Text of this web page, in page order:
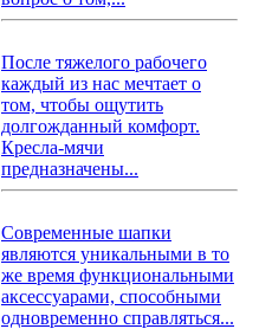
После тяжелого рабочего
каждый из нас мечтает о
том, чтобы ощутить
долгожданный комфорт.
Кресла-мячи
предназначены...
Современные шапки
являются уникальными в то
же время функциональными
аксессуарами, способными
одновременно справляться...